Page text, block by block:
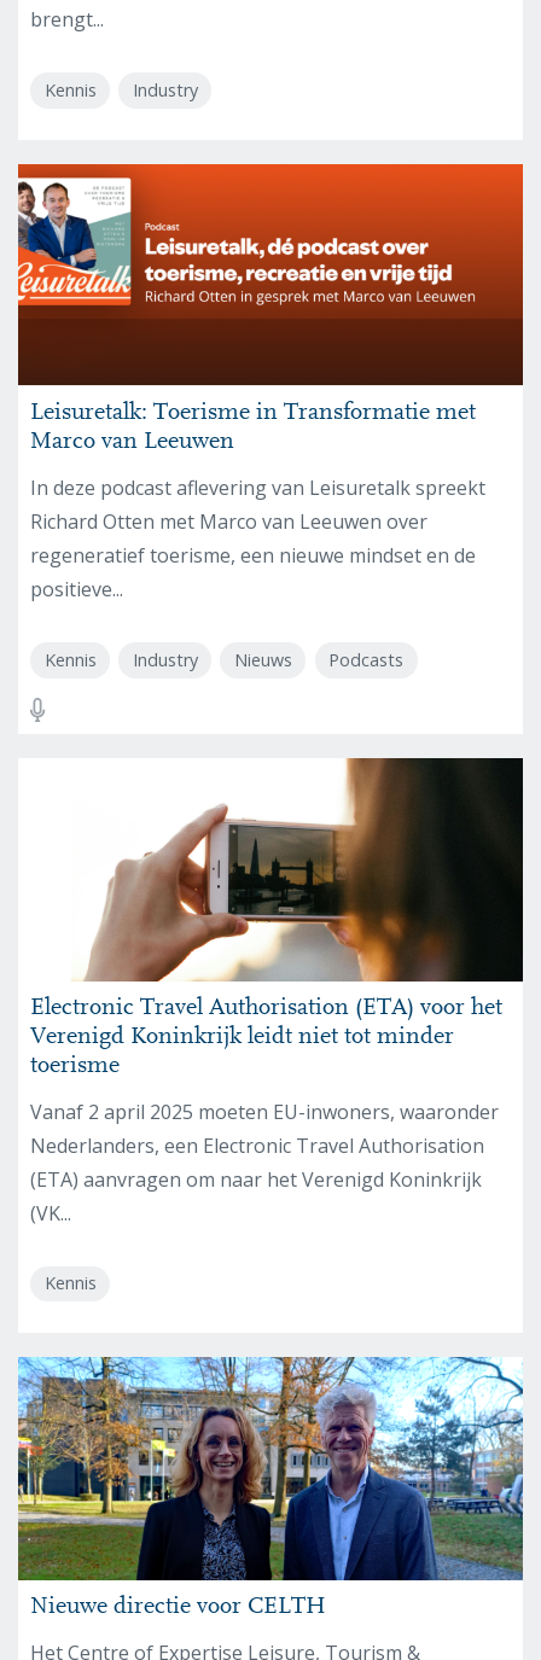
brengt...
Kennis Industry
Leisuretalk: Toerisme in Transformatie met
Marco van Leeuwen
In deze podcast aflevering van Leisuretalk spreekt
Richard Otten met Marco van Leeuwen over
regeneratief toerisme, een nieuwe mindset en de
positieve...
Kennis Industry Nieuws Podcasts
Electronic Travel Authorisation (ETA) voor het
Verenigd Koninkrijk leidt niet tot minder
toerisme
Vanaf 2 april 2025 moeten EU-inwoners, waaronder
Nederlanders, een Electronic Travel Authorisation
(ETA) aanvragen om naar het Verenigd Koninkrijk
(VK...
Kennis
Nieuwe directie voor CELTH
Het Centre of Expertise Leisure, Tourism &